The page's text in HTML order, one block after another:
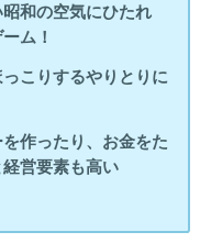
和の空気にひたれ
ム！
こりするやりとりに
作ったり、お金をた
営要素も高い